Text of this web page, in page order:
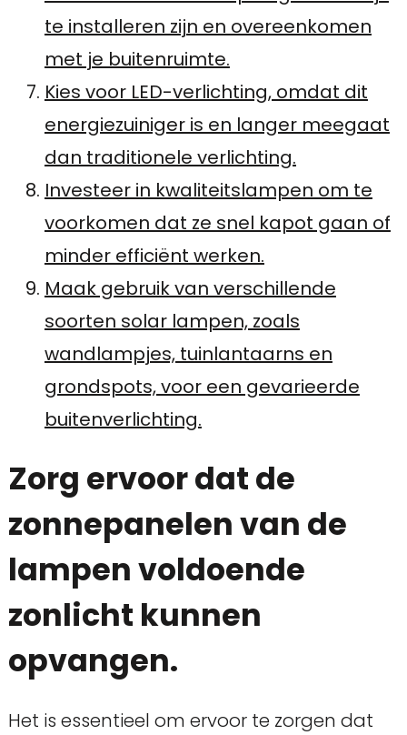
te installeren zijn en overeenkomen
met je buitenruimte.
Kies voor LED-verlichting, omdat dit
energiezuiniger is en langer meegaat
dan traditionele verlichting.
Investeer in kwaliteitslampen om te
voorkomen dat ze snel kapot gaan of
minder efficiënt werken.
Maak gebruik van verschillende
soorten solar lampen, zoals
wandlampjes, tuinlantaarns en
grondspots, voor een gevarieerde
buitenverlichting.
Zorg ervoor dat de
zonnepanelen van de
lampen voldoende
zonlicht kunnen
opvangen.
Het is essentieel om ervoor te zorgen dat